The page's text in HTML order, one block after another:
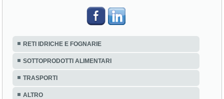
RETI IDRICHE E FOGNARIE
SOTTOPRODOTTI ALIMENTARI
TRASPORTI
ALTRO